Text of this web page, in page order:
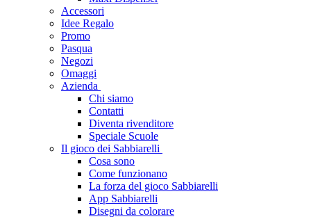
Accessori
Idee Regalo
Promo
Pasqua
Negozi
Omaggi
Azienda
Chi siamo
Contatti
Diventa rivenditore
Speciale Scuole
Il gioco dei Sabbiarelli
Cosa sono
Come funzionano
La forza del gioco Sabbiarelli
App Sabbiarelli
Disegni da colorare